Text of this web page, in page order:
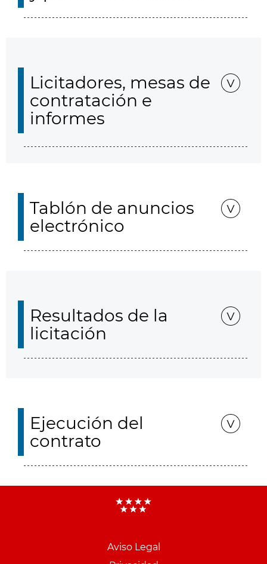
Licitadores, mesas de
contratación e
informes
Tablón de anuncios
electrónico
Resultados de la
licitación
Ejecución del
contrato
Aviso Legal